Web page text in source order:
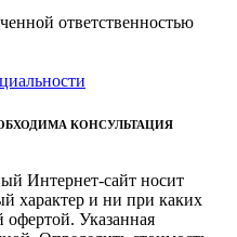
ответственностью
КОНСУЛЬТАЦИЯ
Интернет-сайт носит
характер и ни при каких
офертой. Указанная